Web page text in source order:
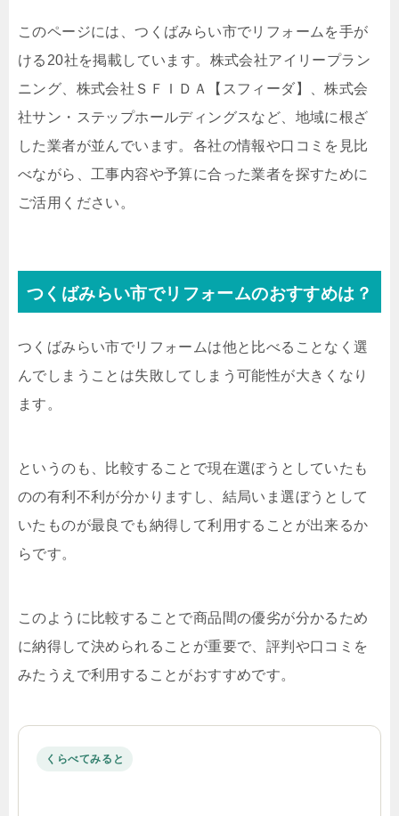
このページには、つくばみらい市でリフォームを手が
ける20社を掲載しています。株式会社アイリープラン
ニング、株式会社ＳＦＩＤＡ【スフィーダ】、株式会
社サン・ステップホールディングスなど、地域に根ざ
した業者が並んでいます。各社の情報や口コミを見比
べながら、工事内容や予算に合った業者を探すために
ご活用ください。
つくばみらい市でリフォームのおすすめは？
つくばみらい市でリフォームは他と比べることなく選
んでしまうことは失敗してしまう可能性が大きくなり
ます。
というのも、比較することで現在選ぼうとしていたも
のの有利不利が分かりますし、結局いま選ぼうとして
いたものが最良でも納得して利用することが出来るか
らです。
このように比較することで商品間の優劣が分かるため
に納得して決められることが重要で、評判や口コミを
みたうえで利用することがおすすめです。
くらべてみると